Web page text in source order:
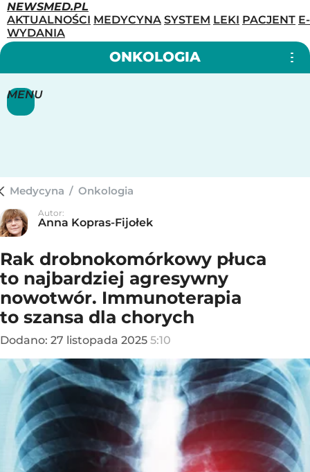
NEWSMED.PL
AKTUALNOŚCI MEDYCYNA SYSTEM LEKI PACJENT E-
WYDANIA
MENU
ONKOLOGIA
Medycyna / Onkologia
Autor:
Anna Kopras-Fijołek
Rak drobnokomórkowy płuca
to najbardziej agresywny
nowotwór. Immunoterapia
to szansa dla chorych
Dodano: 27 listopada 2025 5:10